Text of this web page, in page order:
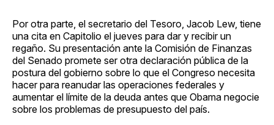
Por otra parte, el secretario del Tesoro, Jacob Lew, tiene
una cita en Capitolio el jueves para dar y recibir un
regaño. Su presentación ante la Comisión de Finanzas
del Senado promete ser otra declaración pública de la
postura del gobierno sobre lo que el Congreso necesita
hacer para reanudar las operaciones federales y
aumentar el límite de la deuda antes que Obama negocie
sobre los problemas de presupuesto del país.